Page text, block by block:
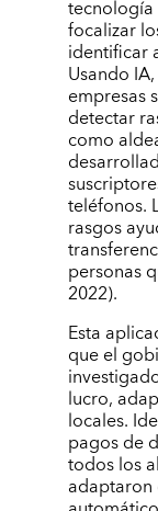
focalizar
identificar
Usando
empresas
detectar
como
teléfonos.
rasgos
personas
2022).
Esta
que el
lucro,
locales.
pagos de
todos los
adaptaron